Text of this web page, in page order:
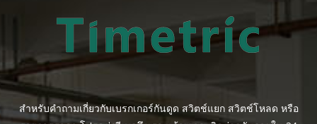
สำหรับคำถามเกี่ยวกับเบรกเกอร์กันดูด สวิตช์แยก สวิตช์โหลด หรือ